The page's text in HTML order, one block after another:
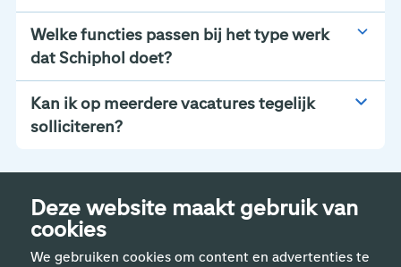
Deze website maakt gebruik van
cookies
We gebruiken cookies om content en advertenties te
Welke functies passen bij het type werk
dat Schiphol doet?
Kan ik op meerdere vacatures tegelijk
solliciteren?